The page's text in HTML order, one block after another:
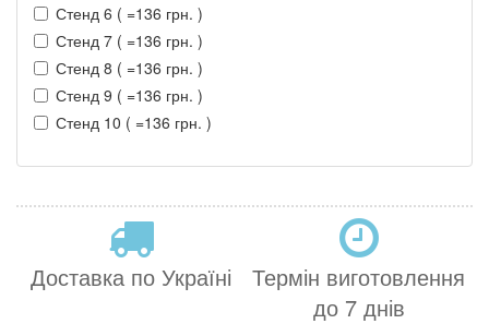
Стенд 6 ( =136 грн. )
Стенд 7 ( =136 грн. )
Стенд 8 ( =136 грн. )
Стенд 9 ( =136 грн. )
Стенд 10 ( =136 грн. )
Доставка по Україні
Термін виготовлення
до 7 днів